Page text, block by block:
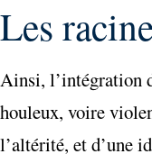
Les
Ainsi, l’intégration
houleux, voire
l’altérité, et d’une